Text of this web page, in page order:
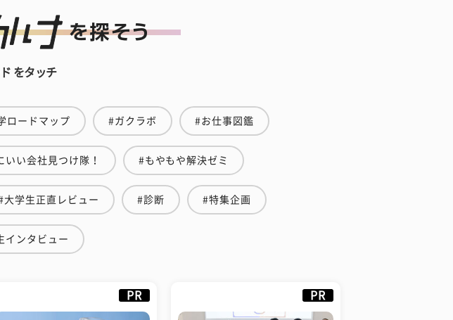
をタッチ
ロードマップ #ガクラボ #お仕事図鑑
いい会社見つけ隊！ #もやもや解決ゼミ
大学生正直レビュー #診断 #特集企画
インタビュー
PR PR